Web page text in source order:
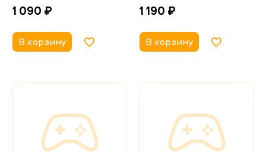
1 090 ₽
В корзину
1 190 ₽
В корзину